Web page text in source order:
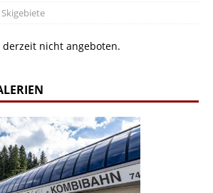
Skigebiete
derzeit nicht angeboten.